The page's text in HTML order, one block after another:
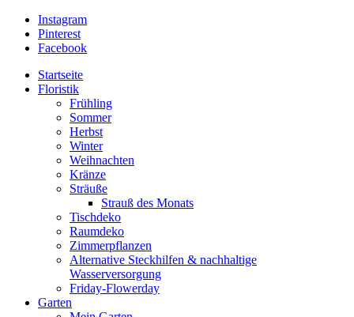
Instagram
Pinterest
Facebook
Startseite
Floristik
Frühling
Sommer
Herbst
Winter
Weihnachten
Kränze
Sträuße
Strauß des Monats
Tischdeko
Raumdeko
Zimmerpflanzen
Alternative Steckhilfen & nachhaltige
Wasserversorgung
Friday-Flowerday
Garten